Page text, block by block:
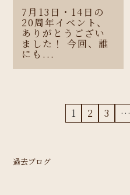
7月13日・14日の
20周年イベント、
ありがとうござい
ました！ 今回、誰
にも...
1 2 3 …
過去ブログ